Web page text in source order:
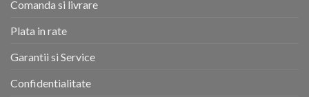
Comanda si livrare
Plata in rate
Garantii si Service
Confidentialitate